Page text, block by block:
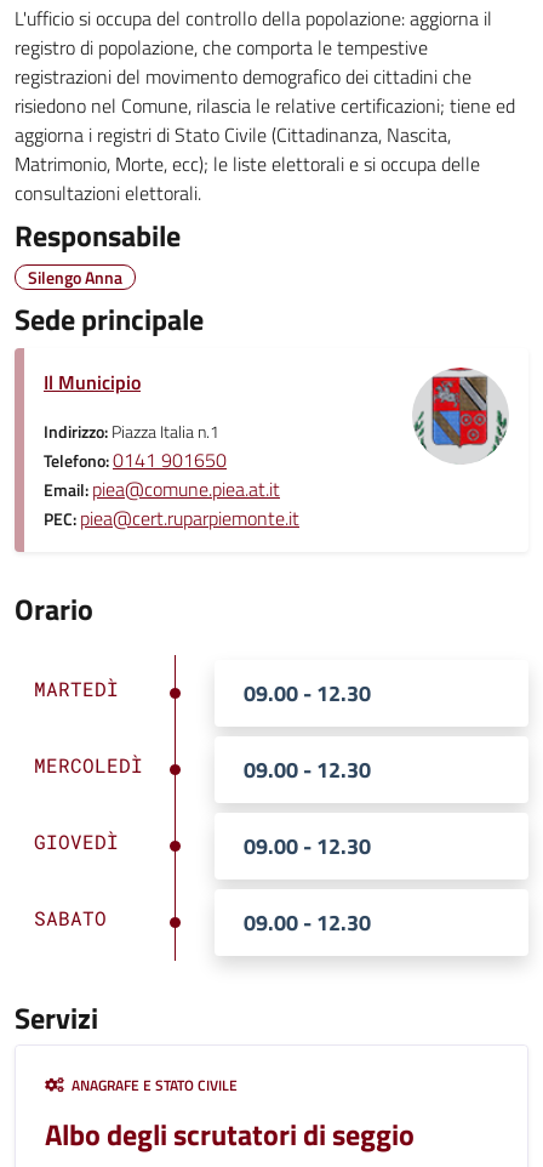
L'ufficio si occupa del controllo della popolazione: aggiorna il
registro di popolazione, che comporta le tempestive
registrazioni del movimento demografico dei cittadini che
risiedono nel Comune, rilascia le relative certificazioni; tiene ed
aggiorna i registri di Stato Civile (Cittadinanza, Nascita,
Matrimonio, Morte, ecc); le liste elettorali e si occupa delle
consultazioni elettorali.
Responsabile
Silengo Anna
Sede principale
Il Municipio
Indirizzo:Piazza Italia n.1
Telefono:0141 901650
Email:piea@comune.piea.at.it
PEC:piea@cert.ruparpiemonte.it
Orario
MARTEDÌ 09.00 - 12.30
MERCOLEDÌ 09.00 - 12.30
GIOVEDÌ 09.00 - 12.30
SABATO 09.00 - 12.30
Servizi
ANAGRAFE E STATO CIVILE
Albo degli scrutatori di seggio